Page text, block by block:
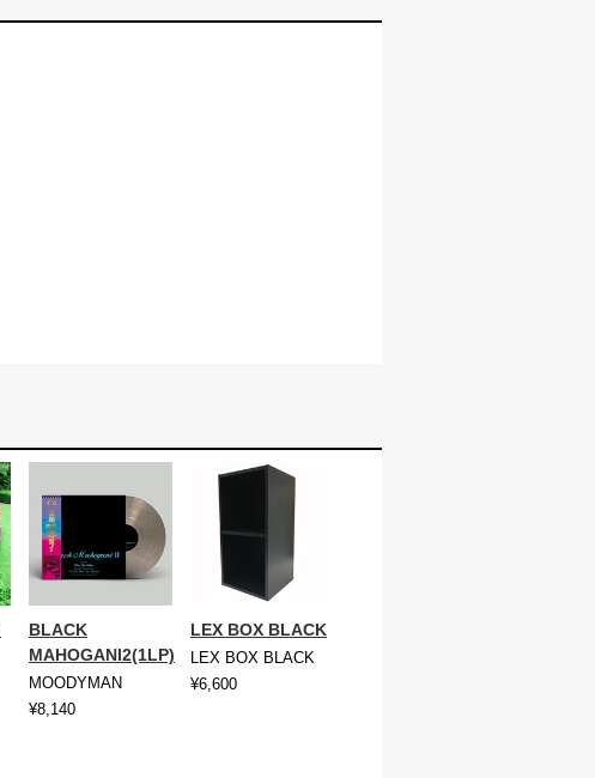
BLACK
MAHOGANI2(1LP)
MOODYMAN
¥8,140
LEX BOX BLACK
LEX BOX BLACK
¥6,600